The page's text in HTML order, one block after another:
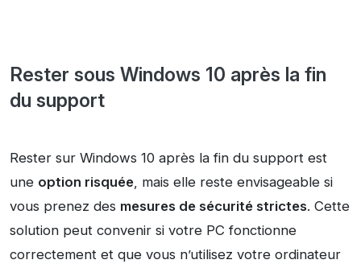
Rester sous Windows 10 après la fin
du support
Rester sur Windows 10 après la fin du support est
une option risquée, mais elle reste envisageable si
vous prenez des mesures de sécurité strictes. Cette
solution peut convenir si votre PC fonctionne
correctement et que vous n’utilisez votre ordinateur